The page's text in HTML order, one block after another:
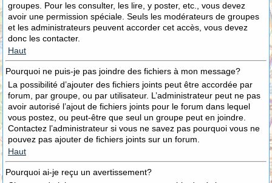
groupes. Pour les consulter, les lire, y poster, etc., vous devez
avoir une permission spéciale. Seuls les modérateurs de groupes
et les administrateurs peuvent accorder cet accès, vous devez
donc les contacter.
Haut
Pourquoi ne puis-je pas joindre des fichiers à mon message?
La possibilité d’ajouter des fichiers joints peut être accordée par
forum, par groupe, ou par utilisateur. L’administrateur peut ne pas
avoir autorisé l’ajout de fichiers joints pour le forum dans lequel
vous postez, ou peut-être que seul un groupe peut en joindre.
Contactez l’administrateur si vous ne savez pas pourquoi vous ne
pouvez pas ajouter de fichiers joints sur un forum.
Haut
Pourquoi ai-je reçu un avertissement?